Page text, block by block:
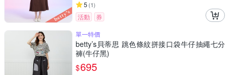
5 (1)
活動
券
單一特價
betty’s貝蒂思 跳色條紋拼接口袋牛仔抽繩七分
褲(牛仔黑)
$695